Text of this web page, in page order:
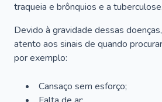
traqueia e brônquios e a tuberculose.
Devido à gravidade dessas
atento aos sinais de quando
por exemplo:
Cansaço sem esforço;